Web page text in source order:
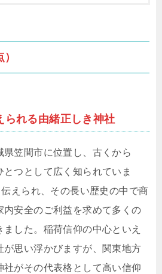
られる由緒正しき神社
笠間市に位置し、古くから
とつとして広く知られていま
えられ、その長い歴史の中で商
内安全のご利益を求めて多くの
した。稲荷信仰の中心といえ
が思い浮かびますが、関東地方
社がその代表格として高い信仰